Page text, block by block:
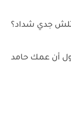
جدي شداد؟
أن عمك حامد